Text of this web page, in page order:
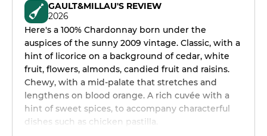
GAULT&MILLAU'S REVIEW
2026
Here's a 100% Chardonnay born under the
auspices of the sunny 2009 vintage. Classic, with a
hint of licorice on a background of cedar, white
fruit, flowers, almonds, candied fruit and raisins.
Chewy, with a mid-palate that stretches and
lengthens on blood orange. A rich cuvée with a
hint of sweet spices, to accompany characterful
dishes such as chicken pastilla.